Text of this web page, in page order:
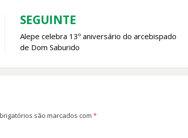
SEGUINTE
Alepe celebra 13º aniversário do arcebispado
de Dom Saburido
são marcados com *